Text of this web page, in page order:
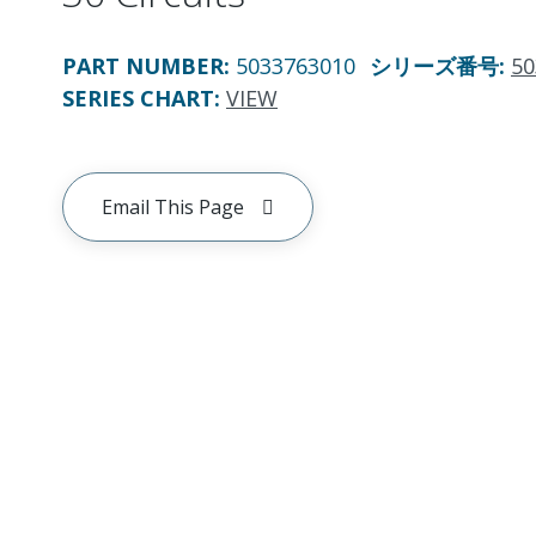
PART NUMBER: 5033763010 シリーズ番号:
SERIES CHART: VIEW
Email This Page